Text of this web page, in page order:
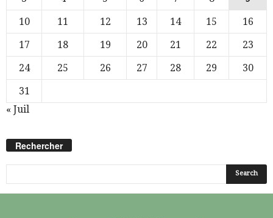
10
11 12 13 14 15
16
17
18 19 20 21 22
23
24
25 26 27 28 29
30
31
« Juil
Rechercher